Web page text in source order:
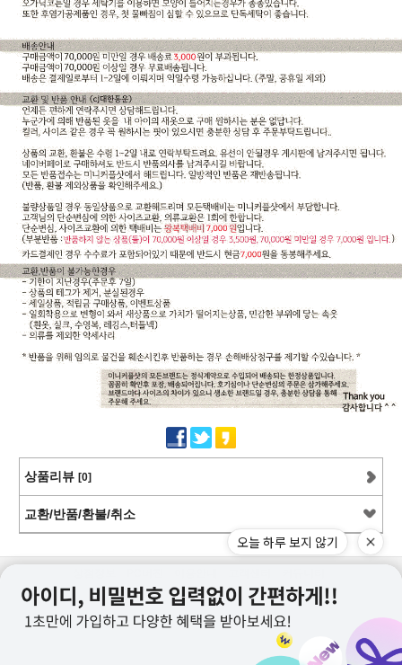
상품리뷰 [0]
교환/반품/환불/취소
상호명 : 미니커플샷
대표 : 이근창
사업자등록번호 :109-12-59228
오늘 하루 보지 않기